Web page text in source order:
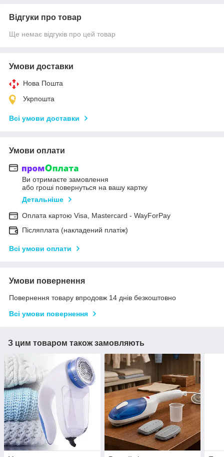
Відгуки про товар
Ще немає відгуків про цей товар
Умови доставки
Нова Пошта
Укрпошта
Всі умови доставки
Умови оплати
Ви отримаєте замовлення
або гроші повернуться на вашу картку
Детальніше
Оплата картою Visa, Mastercard - WayForPay
Післяплата (накладений платіж)
Всі умови оплати
Умови повернення
Повернення товару впродовж 14 днів безкоштовно
Всі умови повернення
З цим товаром також замовляють